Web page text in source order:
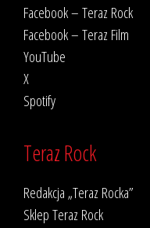
Facebook – Teraz Rock
Facebook – Teraz Film
YouTube
X
Spotify
Teraz Rock
Redakcja „Teraz Rocka”
Sklep Teraz Rock